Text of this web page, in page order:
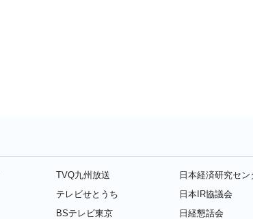
TVQ九州放送
テレビせとうち
BSテレビ東京
日本経済研究セン
日本IR協議会
日経懇話会